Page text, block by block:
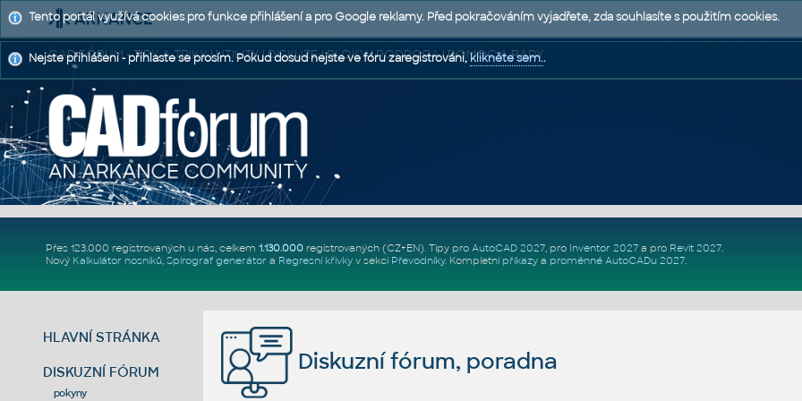
CAD FÓRUM - TIPY A TRIKY | UTILITY | DISKUZE | BLOKY | PODPORA | POMOC A RADY
Přes 123.000 registrovaných u nás, celkem 1.130.000registrovaných (CZ+EN). Tipy pro AutoCAD 2027, pro Inventor 2027a pro Revit 2027.
Nový Kalkulátor nosníků, Spirograf generátor a Regresní křivkyv sekci Převodníky. Kompletní příkazya proměnné AutoCADu 2027.
HLAVNÍ STRÁNKA
DISKUZNÍ FÓRUM
pokyny
Diskuzní fórum, poradna
Tento portál využívá cookies pro funkce přihlášení a pro Google reklamy. Před pokračováním vyjadřete, zda souhlasíte s použitím cookies.
Nejste přihlášeni - přihlaste se prosím. Pokud dosud nejste ve fóru zaregistrováni,klikněte sem..